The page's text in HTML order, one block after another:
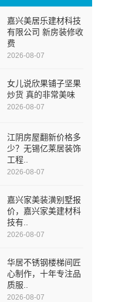
嘉兴美居乐建材科技
有限公司 新房装修收
费
2026-08-07
女儿说欣果铺子坚果
炒货 真的非常美味
2026-08-07
江阴房屋翻新价格多
少？无锡亿莱居装饰
工程..
2026-08-07
嘉兴家美装潢别墅报
价，嘉兴家美建材科
技有..
2026-08-07
华居不锈钢楼梯间匠
心制作，十年专注品
质服..
2026-08-07